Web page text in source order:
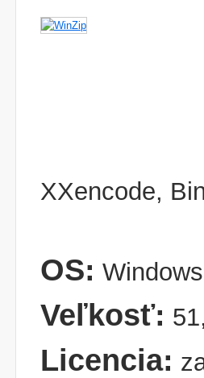
XXencode,
OS:
Veľkosť:
Licencia: